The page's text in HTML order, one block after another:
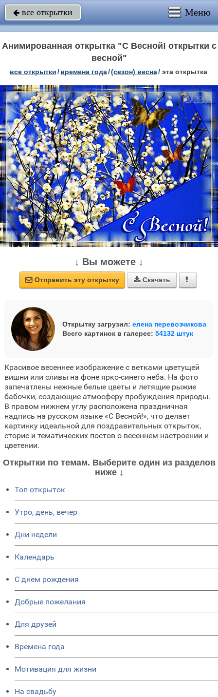
 все открытки Меню
Анимированная открытка "С Весной! открытки с
весной"
все открытки/времена года/(сезон) весна/ эта открытка
↓ Вы можете ↓
 Отправить эту открытку  Скачать 
Открытку загрузил: елена перевозчикова
Всего картинок в галерее: 54132 штук
Красивое весеннее изображение с ветками цветущей
вишни или сливы на фоне ярко-синего неба. На фото
запечатлены нежные белые цветы и летящие рыжие
бабочки, создающие атмосферу пробуждения природы.
В правом нижнем углу расположена праздничная
надпись на русском языке «С Весной!», что делает
картинку идеальной для поздравительных открыток,
сторис и тематических постов о весеннем настроении и
цветении.
Открытки по темам. Выберите один из разделов
ниже ↓
Топ открыток
Утро, день, вечер
Дни недели
Календарь
C днем рождения
Добрые пожелания
Для друзей
Времена года
Мотивация для жизни
На свадьбу